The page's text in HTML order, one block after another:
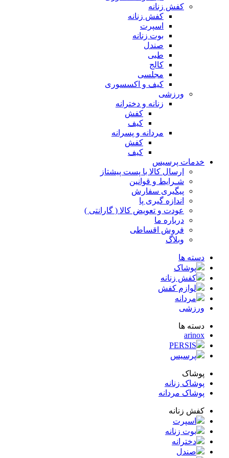
کفش زنانه
کفش زنانه
اسپرت
بوت زنانه
مجلسی
کیف و اکسسوری
ورزشی
زنانه و دخترانه
مردانه و پسرانه
پرسیس
ارسال کالا با پست پیشتاز
شـرایط و قوانین
پیگیری سفارش
اندازه گیری پا
عودت و تعویض کالا ( گارانتی )
درباره ما
فروش اقساطی
ها
پوشاک
کفش زنانه
لوازم کفش
مردانه
ها
PERSIS
پرسیس
زنانه
مردانه
زنانه
اسپرت
بوت زنانه
دخترانه
صندل